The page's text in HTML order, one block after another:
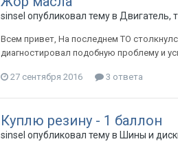
sinsel опубликовал тему в Двигатель,
Всем привет, На последнем ТО
диагностировал подобную проблему и
27 сентября 2016 3 ответа
Куплю резину - 1 баллон
sinsel опубликовал тему в Шины и